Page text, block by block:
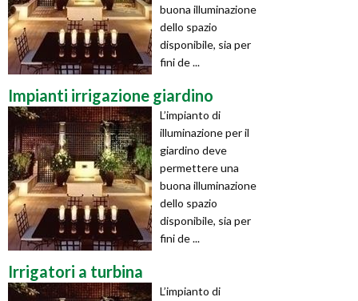
buona illuminazione
dello spazio
disponibile, sia per
fini de ...
Impianti irrigazione giardino
L’impianto di
illuminazione per il
giardino deve
permettere una
buona illuminazione
dello spazio
disponibile, sia per
fini de ...
Irrigatori a turbina
L’impianto di